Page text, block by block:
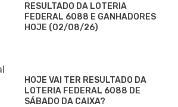
RESULTADO DA LOTERIA
FEDERAL 6088 E GANHADORES
HOJE (02/08/26)
HOJE VAI TER RESULTADO DA
LOTERIA FEDERAL 6088 DE
SÁBADO DA CAIXA?